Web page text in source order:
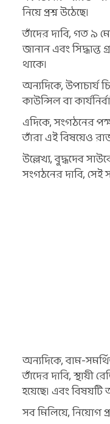
নিয়ে প্রশ্ন উঠেছে।
তাঁদের দাবি, গত ৯
জানান এবং
থাকে।
অন্যদিকে, উপাচার্য
কাউন্সিল বা
এদিকে, সংগঠনের
তাঁরা এই বিষয়েও
উল্লেখ্য, বুদ্ধদেব
সংগঠনের দাবি, সেই
অন্যদিকে, বাম-
তাঁদের দাবি, স্থায়ী
হয়েছে। এবং
সব মিলিয়ে, নিয়োগ